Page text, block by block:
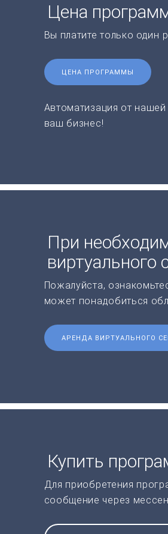
Цена
Вы платите только один
ЦЕНА ПРОГРАММЫ
Автоматизация от
ваш бизнес!
При
виртуального
Пожалуйста,
может понадобиться
АРЕНДА ВИРТУАЛЬНОГО
Купить
Для приобретения
сообщение через